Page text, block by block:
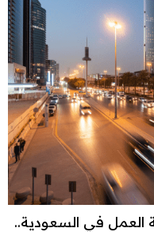
العمل في السعودية..